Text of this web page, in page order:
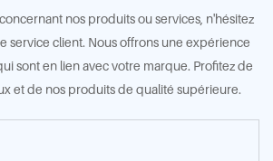
nos produits ou services, n'hésitez
service client. Nous offrons une expérience
sont en lien avec votre marque. Profitez de
et de nos produits de qualité supérieure.